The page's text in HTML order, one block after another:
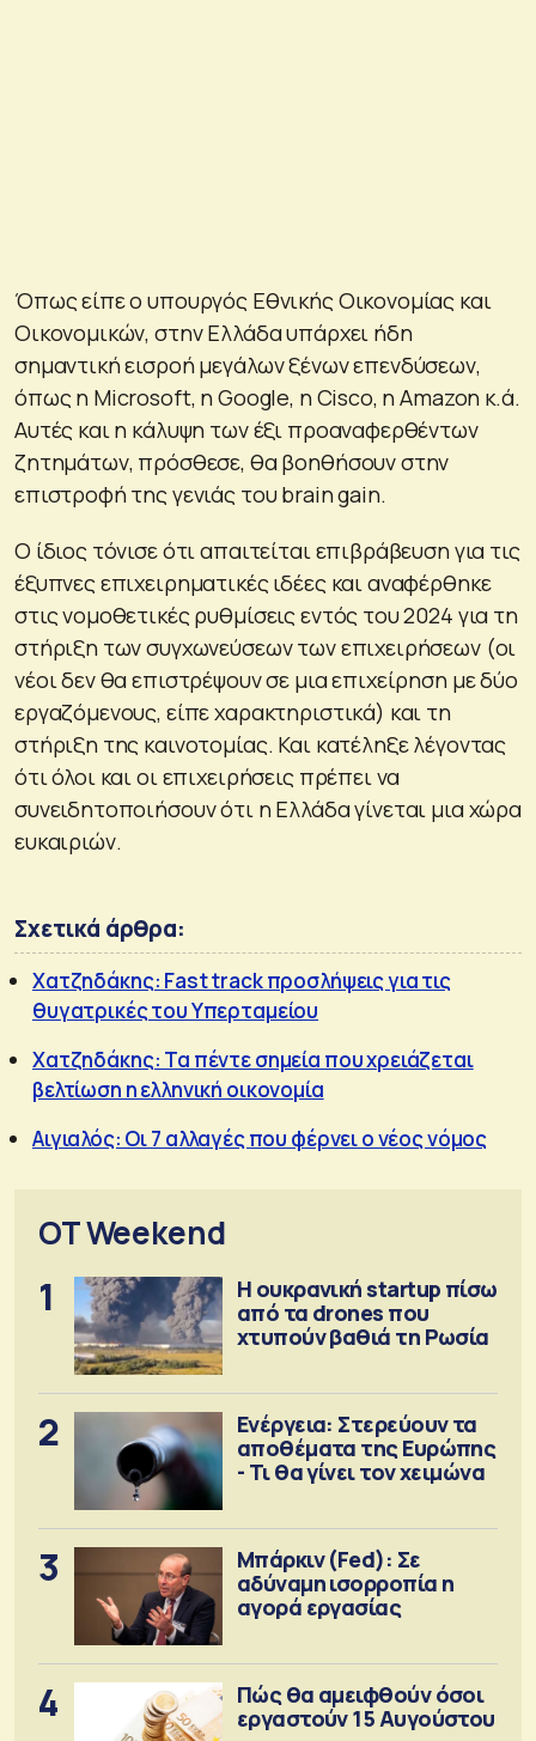
Όπως είπε ο υπουργός Εθνικής Οικονομίας και
Οικονομικών, στην Ελλάδα υπάρχει ήδη
σημαντική εισροή μεγάλων ξένων επενδύσεων,
όπως η Microsoft, η Google, η Cisco, η Amazon κ.ά.
Αυτές και η κάλυψη των έξι προαναφερθέντων
ζητημάτων, πρόσθεσε, θα βοηθήσουν στην
επιστροφή της γενιάς του brain gain.
Ο ίδιος τόνισε ότι απαιτείται επιβράβευση για τις
έξυπνες επιχειρηματικές ιδέες και αναφέρθηκε
στις νομοθετικές ρυθμίσεις εντός του 2024 για τη
στήριξη των συγχωνεύσεων των επιχειρήσεων (οι
νέοι δεν θα επιστρέψουν σε μια επιχείρηση με δύο
εργαζόμενους, είπε χαρακτηριστικά) και τη
στήριξη της καινοτομίας. Και κατέληξε λέγοντας
ότι όλοι και οι επιχειρήσεις πρέπει να
συνειδητοποιήσουν ότι η Ελλάδα γίνεται μια χώρα
ευκαιριών.
Σχετικά άρθρα:
Χατζηδάκης: Fast track προσλήψεις για τις
θυγατρικές του Υπερταμείου
Χατζηδάκης: Τα πέντε σημεία που χρειάζεται
βελτίωση η ελληνική οικονομία
Αιγιαλός: Οι 7 αλλαγές που φέρνει ο νέος νόμος
OT Weekend
1
Η ουκρανική startup πίσω
από τα drones που
χτυπούν βαθιά τη Ρωσία
2
Ενέργεια: Στερεύουν τα
αποθέματα της Ευρώπης
- Τι θα γίνει τον χειμώνα
3
Μπάρκιν (Fed): Σε
αδύναμη ισορροπία η
αγορά εργασίας
4
Πώς θα αμειφθούν όσοι
εργαστούν 15 Αυγούστου